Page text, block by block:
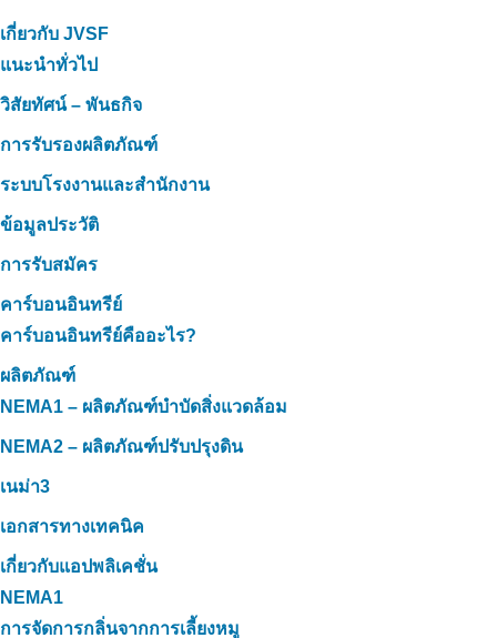
เกี่ยวกับ JVSF
แนะนำทั่วไป
วิสัยทัศน์ – พันธกิจ
การรับรองผลิตภัณฑ์
ระบบโรงงานและสำนักงาน
ข้อมูลประวัติ
การรับสมัคร
คาร์บอนอินทรีย์
คาร์บอนอินทรีย์คืออะไร?
ผลิตภัณฑ์
NEMA1 – ผลิตภัณฑ์บำบัดสิ่งแวดล้อม
NEMA2 – ผลิตภัณฑ์ปรับปรุงดิน
เนม่า3
เอกสารทางเทคนิค
เกี่ยวกับแอปพลิเคชั่น
NEMA1
การจัดการกลิ่นจากการเลี้ยงหมู